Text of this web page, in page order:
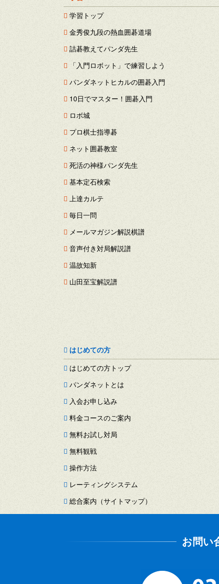
学習トップ
金秀俊九段の熱血囲碁道場
詰碁教えてパンダ先生
「入門ロボット」で練習しよう
パンダネットヒカルの囲碁入門
10日でマスター！囲碁入門
ロボ城
プロ棋士指導碁
ネット囲碁教室
死活の神様パンダ先生
基本定石検索
上達カルテ
毎日一問
メールマガジン解説棋譜
音声付き対局解説譜
温故知新
山田至宝解説譜
はじめての方
はじめての方トップ
パンダネットとは
入会お申し込み
料金コースのご案内
無料お試し対局
無料観戦
操作方法
レーティングシステム
総合案内（サイトマップ）